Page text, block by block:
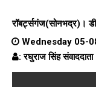
रॉबर्ट्सगंज(सोनभद्र)।
Wednesday 05-
: रघुराज सिंह संवाददाता